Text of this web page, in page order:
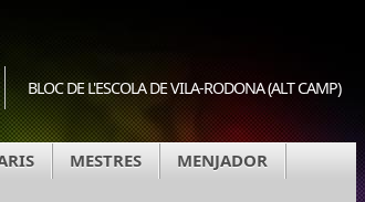
BLOC DE L'ESCOLA DE VILA-RODONA (ALT CAMP)
MESTRES
MENJADOR